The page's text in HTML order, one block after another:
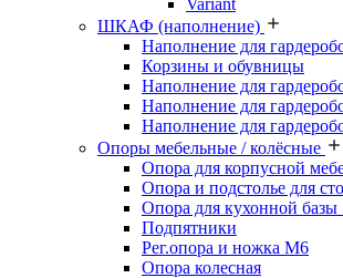
Variant
ШКАФ (наполнение)
Наполнение для
Корзины и обувницы
Наполнение для
Наполнение для
Наполнение для
Опоры мебельные / колёсные
Опора для корпусной
Опора и подстолье для
Опора для кухонной базы
Подпятники
Рег.опора и ножка М6
Опора колесная